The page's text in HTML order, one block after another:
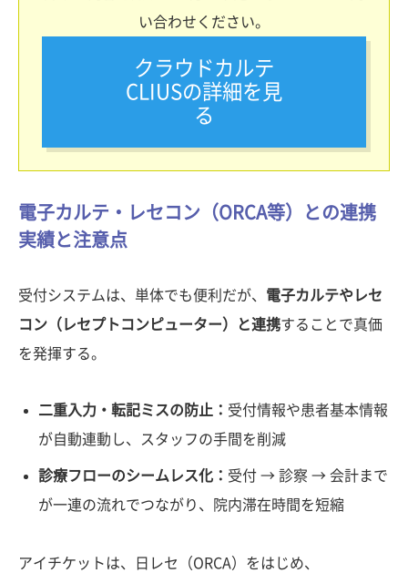
い合わせください。
クラウドカルテ
CLIUSの詳細を見
る
電子カルテ・レセコン（ORCA等）との連携
実績と注意点
受付システムは、単体でも便利だが、 電子カルテやレセ
コン（レセプトコンピューター）と連携することで真価
を発揮する。
二重入力・転記ミスの防止： 受付情報や患者基本情報
が自動連動し、スタッフの手間を削減
診療フローのシームレス化： 受付 → 診察 → 会計まで
が一連の流れでつながり、院内滞在時間を短縮
アイチケットは、日レセ（ORCA）をはじめ、